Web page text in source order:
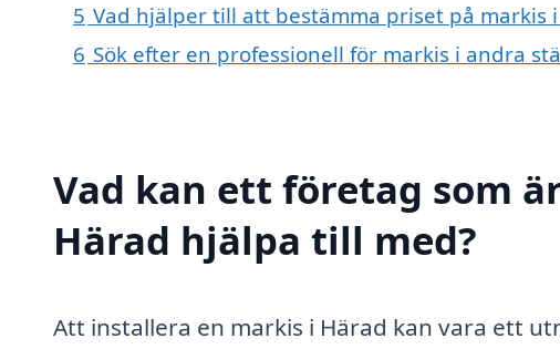
5 Vad hjälper till att bestämma priset på markis
6 Sök efter en professionell för markis i andra
Vad kan ett företag som
Härad hjälpa till med?
Att installera en markis i Härad kan vara ett